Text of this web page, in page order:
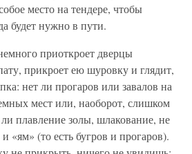
место на тендере, чтобы
будет нужно в пути.
приоткроет дверцы
прикроет ею шуровку и глядит,
нет ли прогаров или завалов на
мест или, наоборот, слишком
плавление золы, шлакование, не
«ям» (то есть бугров и прогаров).